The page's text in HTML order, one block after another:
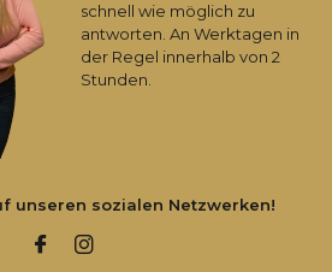
schnell wie möglich zu
antworten. An Werktagen in
der Regel innerhalb von 2
Stunden.
unseren sozialen Netzwerken!